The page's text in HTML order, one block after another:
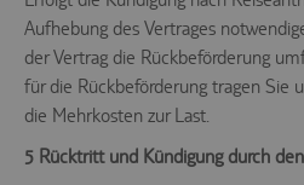
Aufhebung des Vertrages
der Vertrag die Rückbeförderung
für die Rückbeförderung tragen Sie
die Mehrkosten zur Last.
5 Rücktritt und Kündigung durch